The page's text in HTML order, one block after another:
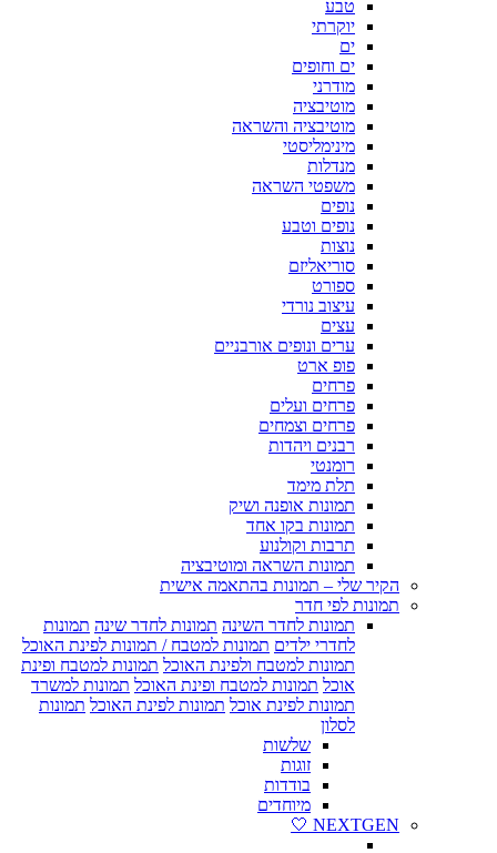
טבע
יוקרתי
ים
ים וחופים
מודרני
מוטיבציה
מוטיבציה והשראה
מינימליסטי
מנדלות
משפטי השראה
נופים
נופים וטבע
נוצות
סוריאליזם
ספורט
עיצוב נורדי
עצים
ערים ונופים אורבניים
פופ ארט
פרחים
פרחים ועלים
פרחים וצמחים
רבנים ויהדות
רומנטי
תלת מימד
תמונות אופנה ושיק
תמונות בקו אחד
תרבות וקולנוע
תמונות השראה ומוטיבציה
הקיר שלי – תמונות בהתאמה אישית
תמונות לפי חדר
תמונות לחדר השינה תמונות לחדר שינה תמונות
לחדרי ילדים תמונות למטבח / תמונות לפינת האוכל
תמונות למטבח ולפינת האוכל תמונות למטבח ופינת
אוכל תמונות למטבח ופינת האוכל תמונות למשרד
תמונות לפינת אוכל תמונות לפינת האוכל תמונות
לסלון
שלשות
זוגות
בודדות
מיוחדים
NEXTGEN 🤍